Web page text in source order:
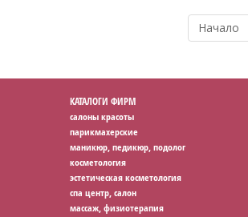
Начало
КАТАЛОГИ ФИРМ
салоны красоты
парикмахерские
маникюр, педикюр, подолог
косметология
эстетическая косметология
спа центр, салон
массаж, физиотерапия